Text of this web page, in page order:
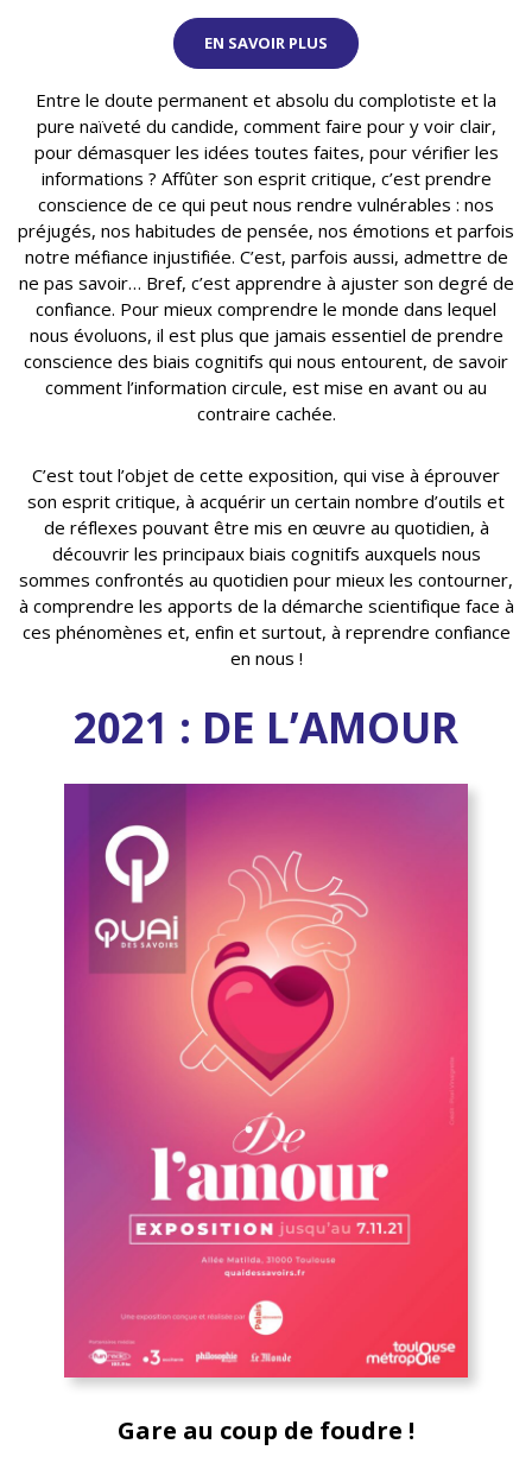
EN SAVOIR PLUS
Entre le doute permanent et absolu du complotiste et la
pure naïveté du candide, comment faire pour y voir clair,
pour démasquer les idées toutes faites, pour vérifier les
informations ? Affûter son esprit critique, c’est prendre
conscience de ce qui peut nous rendre vulnérables : nos
préjugés, nos habitudes de pensée, nos émotions et parfois
notre méfiance injustifiée. C’est, parfois aussi, admettre de
ne pas savoir… Bref, c’est apprendre à ajuster son degré de
confiance. Pour mieux comprendre le monde dans lequel
nous évoluons, il est plus que jamais essentiel de prendre
conscience des biais cognitifs qui nous entourent, de savoir
comment l’information circule, est mise en avant ou au
contraire cachée.
C’est tout l’objet de cette exposition, qui vise à éprouver
son esprit critique, à acquérir un certain nombre d’outils et
de réflexes pouvant être mis en œuvre au quotidien, à
découvrir les principaux biais cognitifs auxquels nous
sommes confrontés au quotidien pour mieux les contourner,
à comprendre les apports de la démarche scientifique face à
ces phénomènes et, enfin et surtout, à reprendre confiance
en nous !
2021 : DE L’AMOUR
Gare au coup de foudre !